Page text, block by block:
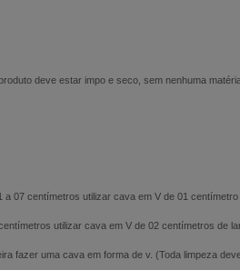
deve estar impo e seco, sem nenhuma
a 07 centímetros utilizar cava em V de 01 centímetro
utilizar cava em V de 02 centímetros de
fazer uma cava em forma de v. (Toda limpeza